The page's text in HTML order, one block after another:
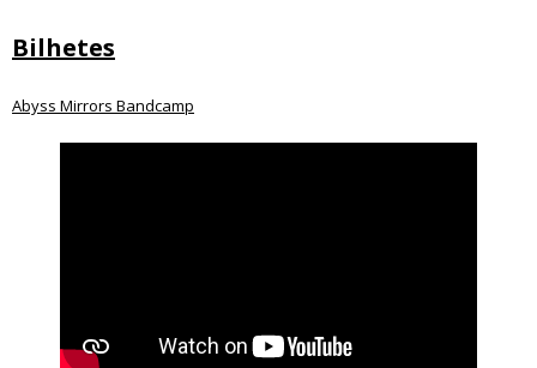
Bilhetes
Abyss Mirrors Bandcamp